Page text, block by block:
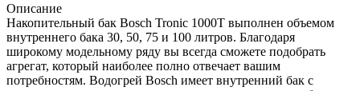
Описание
Накопительный бак Bosch Tronic 1000T выполнен объемом
внутреннего бака 30, 50, 75 и 100 литров. Благодаря
широкому модельному ряду вы всегда сможете подобрать
агрегат, который наиболее полно отвечает вашим
потребностям. Водогрей Bosch имеет внутренний бак с